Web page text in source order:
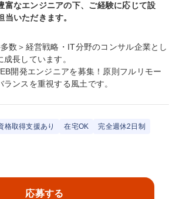
富なエンジニアの下、ご経験に応じて設
いただきます。
数＞経営戦略・IT分野のコンサル企業とし
長しています。
開発エンジニアを募集！原則フルリモー
ランスを重視する風土です。
格取得支援あり 在宅OK
完全週休2日制
応募する